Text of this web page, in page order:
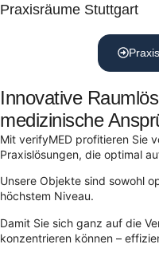
Praxisräume Stuttgart
Innovative
medizinische
Mit verifyMED profitieren Sie
Praxislösungen, die optimal
Unsere Objekte sind sowohl
höchstem Niveau.
Damit Sie sich ganz auf die
konzentrieren können –